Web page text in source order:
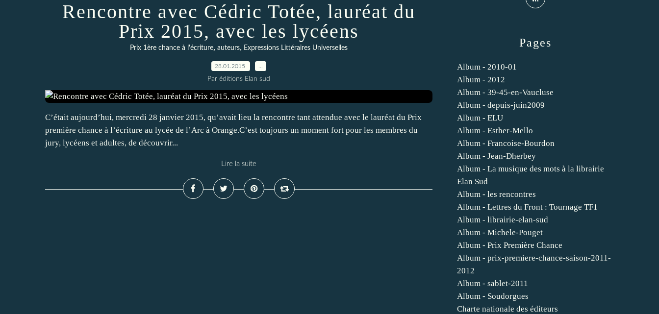
Rencontre avec Cédric Totée, lauréat du
Prix 2015, avec les lycéens
Prix 1ère chance à l'écriture, auteurs, Expressions Littéraires Universelles
28.01.2015
Par éditions Elan sud
C’était aujourd’hui, mercredi 28 janvier 2015, qu’avait lieu la rencontre tant attendue avec le lauréat du Prix
première chance à l’écriture au lycée de l’Arc à Orange.C’est toujours un moment fort pour les membres du
jury, lycéens et adultes, de découvrir...
Lire la suite
Pages
Album - 2010-01
Album - 2012
Album - 39-45-en-Vaucluse
Album - depuis-juin2009
Album - ELU
Album - Esther-Mello
Album - Francoise-Bourdon
Album - Jean-Dherbey
Album - La musique des mots à la librairie
Elan Sud
Album - les rencontres
Album - Lettres du Front : Tournage TF1
Album - librairie-elan-sud
Album - Michele-Pouget
Album - Prix Première Chance
Album - prix-premiere-chance-saison-2011-
2012
Album - sablet-2011
Album - Soudorgues
Charte nationale des éditeurs